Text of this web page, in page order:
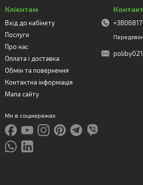
Клієнтам
Вхід до кабінету
Послуги
Про нас
Оплата і доставка
Обмін та повернення
Контактна інформація
Мапа сайту
Ми в соцмережах